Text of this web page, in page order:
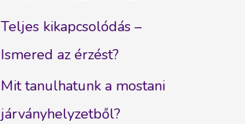
Teljes kikapcsolódás –
Ismered az érzést?
Mit tanulhatunk a mostani
járványhelyzetből?